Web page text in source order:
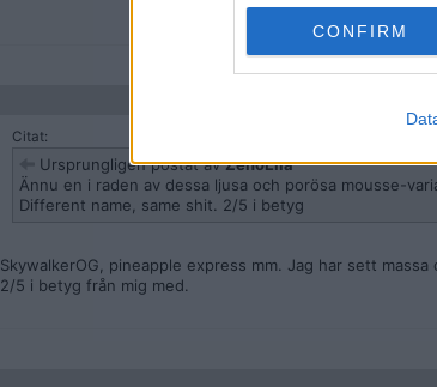
CONFIRM
Citat:
Ursprungligen postat avZenoElia
Ännu en i raden av dessa ljusa och porösa mousse-
Different name, same shit. 2/5 i betyg
SkywalkerOG, pineapple express mm. Jag har sett
2/5 i betyg från mig med.